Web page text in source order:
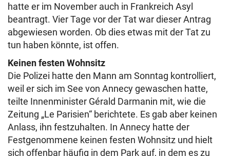
hatte er im November auch in Frankreich Asyl
beantragt. Vier Tage vor der Tat war dieser Antrag
abgewiesen worden. Ob dies etwas mit der Tat zu
tun haben könnte, ist offen.
Keinen festen Wohnsitz
Die Polizei hatte den Mann am Sonntag kontrolliert,
weil er sich im See von Annecy gewaschen hatte,
teilte Innenminister Gérald Darmanin mit, wie die
Zeitung „Le Parisien“ berichtete. Es gab aber keinen
Anlass, ihn festzuhalten. In Annecy hatte der
Festgenommene keinen festen Wohnsitz und hielt
sich offenbar häufig in dem Park auf, in dem es zu